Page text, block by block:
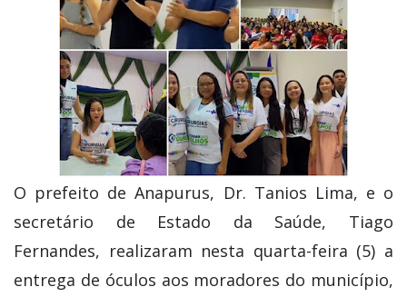
O prefeito de Anapurus, Dr. Tanios Lima, e o
secretário de Estado da Saúde, Tiago
Fernandes, realizaram nesta quarta-feira (5) a
entrega de óculos aos moradores do município,